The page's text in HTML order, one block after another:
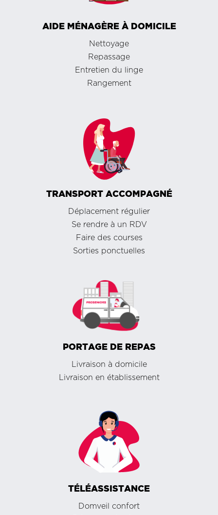
AIDE MÉNAGÈRE À DOMICILE
Nettoyage
Repassage
Entretien du linge
Rangement
TRANSPORT ACCOMPAGNÉ
Déplacement régulier
Se rendre à un RDV
Faire des courses
Sorties ponctuelles
PORTAGE DE REPAS
Livraison à domicile
Livraison en établissement
TÉLÉASSISTANCE
Domveil confort